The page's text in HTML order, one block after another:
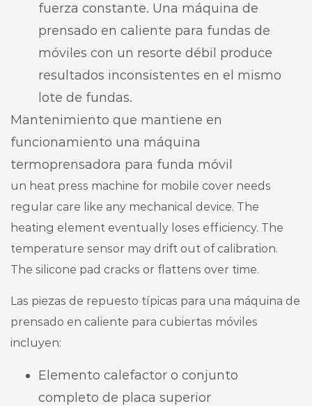
fuerza constante. Una máquina de
prensado en caliente para fundas de
móviles con un resorte débil produce
resultados inconsistentes en el mismo
lote de fundas.
Mantenimiento que mantiene en
funcionamiento una máquina
termoprensadora para funda móvil
un heat press machine for mobile cover needs
regular care like any mechanical device. The
heating element eventually loses efficiency. The
temperature sensor may drift out of calibration.
The silicone pad cracks or flattens over time.
Las piezas de repuesto típicas para una máquina de
prensado en caliente para cubiertas móviles
incluyen:
Elemento calefactor o conjunto
completo de placa superior